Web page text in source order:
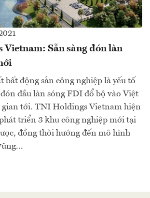
Sẵn sàng đón làn
bất động sản công nghiệp là yếu tố
đầu làn sóng FDI đổ bộ vào Việt
tới. TNI Holdings Vietnam hiện
triển 3 khu công nghiệp mới tại
đồng thời hướng đến mô hình